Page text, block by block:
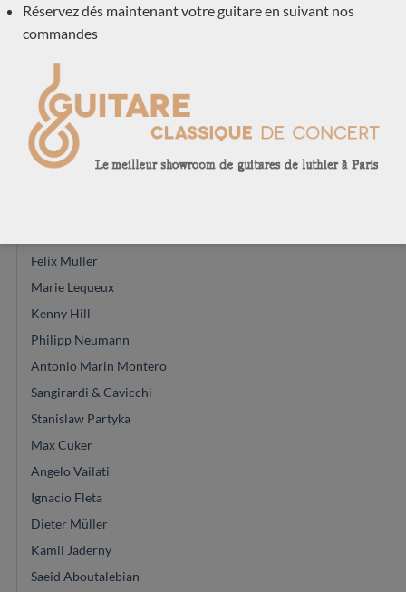
Frans de Lepeleere
Michael Cadiz
Hermann Hauser
Felix Muller
Marie Lequeux
Kenny Hill
Philipp Neumann
Antonio Marin Montero
Sangirardi & Cavicchi
Stanislaw Partyka
Max Cuker
Angelo Vailati
Ignacio Fleta
Dieter Müller
Kamil Jaderny
Saeid Aboutalebian
Réservez dés maintenant votre guitare en suivant nos
commandes